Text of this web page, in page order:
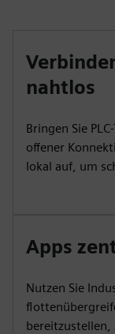
nahtlos
Bringen Sie
offener
lokal auf, um
Apps
Nutzen Sie
bereitzustellen,